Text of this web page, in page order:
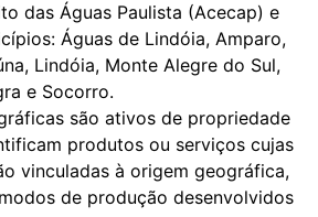
das Águas Paulista (Acecap) e
Águas de Lindóia, Amparo,
Lindóia, Monte Alegre do Sul,
e Socorro.
são ativos de propriedade
produtos ou serviços cujas
vinculadas à origem geográfica,
de produção desenvolvidos